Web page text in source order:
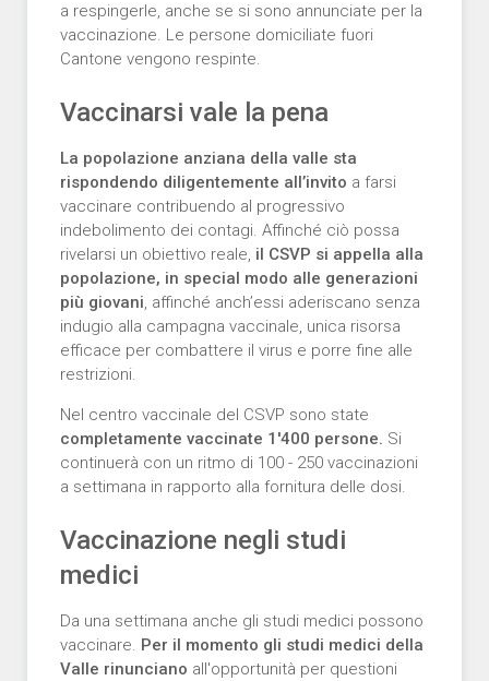
a respingerle, anche se si sono annunciate per la
vaccinazione. Le persone domiciliate fuori
Cantone vengono respinte.
Vaccinarsi vale la pena
La popolazione anziana della valle sta
rispondendo diligentemente all’invito a farsi
vaccinare contribuendo al progressivo
indebolimento dei contagi. Affinché ciò possa
rivelarsi un obiettivo reale, il CSVP si appella alla
popolazione, in special modo alle generazioni
più giovani, affinché anch’essi aderiscano senza
indugio alla campagna vaccinale, unica risorsa
efficace per combattere il virus e porre fine alle
restrizioni.
Nel centro vaccinale del CSVP sono state
completamente vaccinate 1'400 persone. Si
continuerà con un ritmo di 100 - 250 vaccinazioni
a settimana in rapporto alla fornitura delle dosi.
Vaccinazione negli studi
medici
Da una settimana anche gli studi medici possono
vaccinare. Per il momento gli studi medici della
Valle rinunciano all'opportunità per questioni